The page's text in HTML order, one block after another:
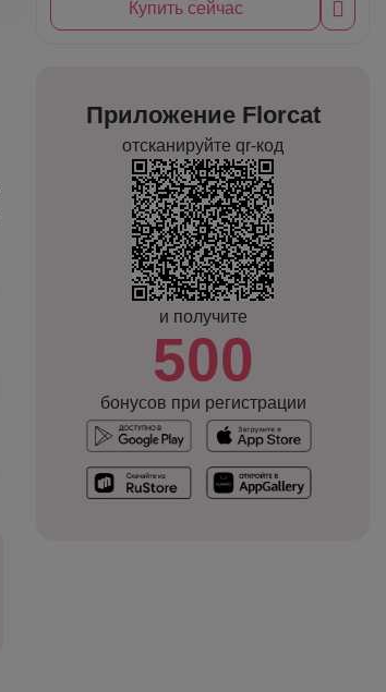
Купить сейчас
Приложение Florcat
отсканируйте qr-код
и получите
500
бонусов при регистрации